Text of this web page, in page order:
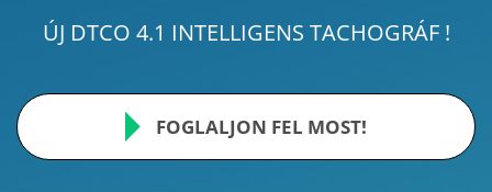
ÚJ DTCO 4.1 INTELLIGENS TACHOGRÁF !
FOGLALJON FEL MOST!